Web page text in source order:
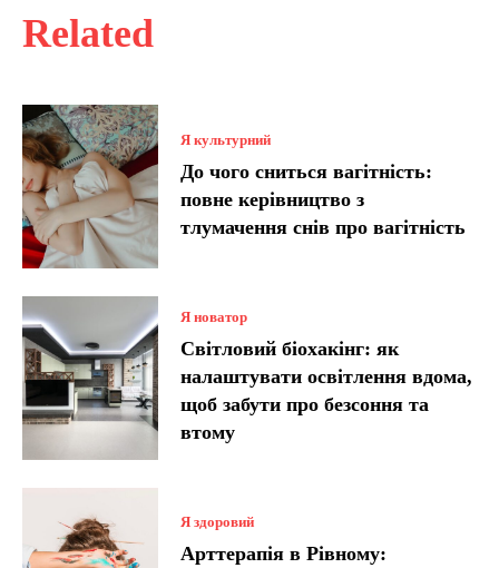
Related
Я культурний
До чого сниться вагітність:
повне керівництво з
тлумачення снів про вагітність
Я новатор
Світловий біохакінг: як
налаштувати освітлення вдома,
щоб забути про безсоння та
втому
Я здоровий
Арттерапія в Рівному: